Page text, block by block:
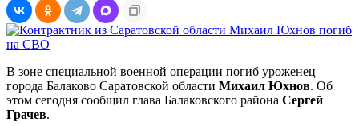
В зоне специальной военной операции погиб уроженец
города Балаково Саратовской области Михаил Юхнов. Об
этом сегодня сообщил глава Балаковского района Сергей
Грачев.